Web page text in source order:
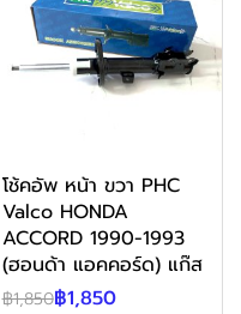
โช้คอัพ หน้า ขวา PHC
Valco HONDA
ACCORD 1990-1993
(ฮอนด้า แอคคอร์ด) แก๊ส
฿1,850฿1,850